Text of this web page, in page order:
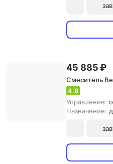
45 885 ₽
Смеситель
4.8
Управление:
Назначение: